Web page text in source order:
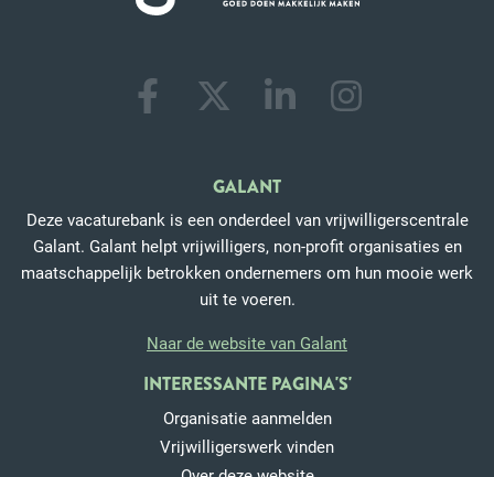
GALANT
Deze vacaturebank is een onderdeel van vrijwilligerscentrale
Galant. Galant helpt vrijwilligers, non-profit organisaties en
maatschappelijk betrokken ondernemers om hun mooie werk
uit te voeren.
Naar de website van Galant
INTERESSANTE PAGINA'S'
Organisatie aanmelden
Vrijwilligerswerk vinden